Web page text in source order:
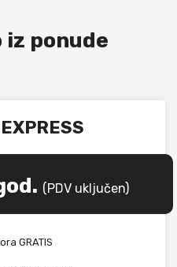
iz ponude
(PDV uključen)
GRATIS